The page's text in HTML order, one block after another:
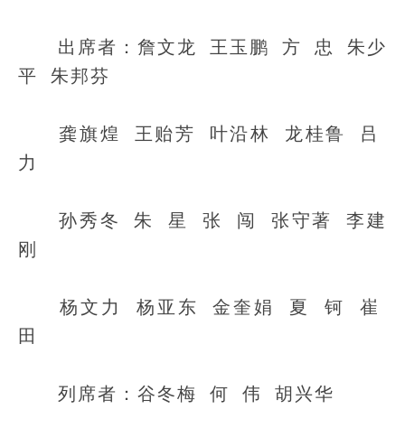
出席者：詹文龙 王玉鹏 方 忠 朱少
平 朱邦芬
龚旗煌 王贻芳 叶沿林 龙桂鲁 吕
力
孙秀冬 朱 星 张 闯 张守著 李建
刚
杨文力 杨亚东 金奎娟 夏 钶 崔
田
列席者：谷冬梅 何 伟 胡兴华